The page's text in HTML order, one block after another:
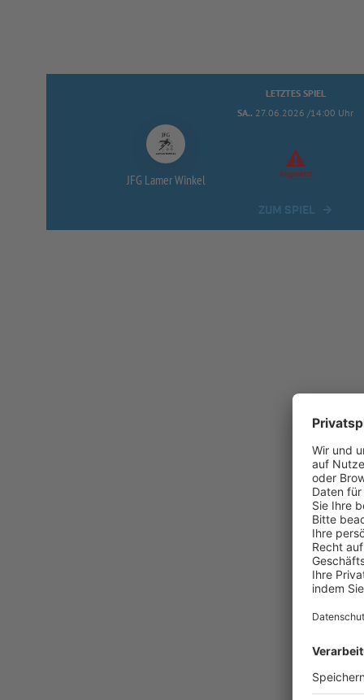
LETZTES SPIEL
SA.. 27.06.2026 /14:00 Uhr
JFG Lamer Winkel Abgesetzt